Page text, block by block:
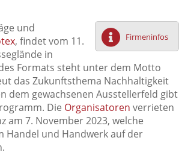
F
ac
e
o
o
k
te
il
e
tt
er
Li
n
di
n
te
il
E
m
v
er
se
n
ck
e
Firmeninfos
und
, findet vom 11.
in
Formats steht unter dem Motto
das Zukunftsthema Nachhaltigkeit
dem gewachsenen Ausstellerfeld gibt
Die Organisatoren verrieten
am 7. November 2023, welche
Handel und Handwerk auf der